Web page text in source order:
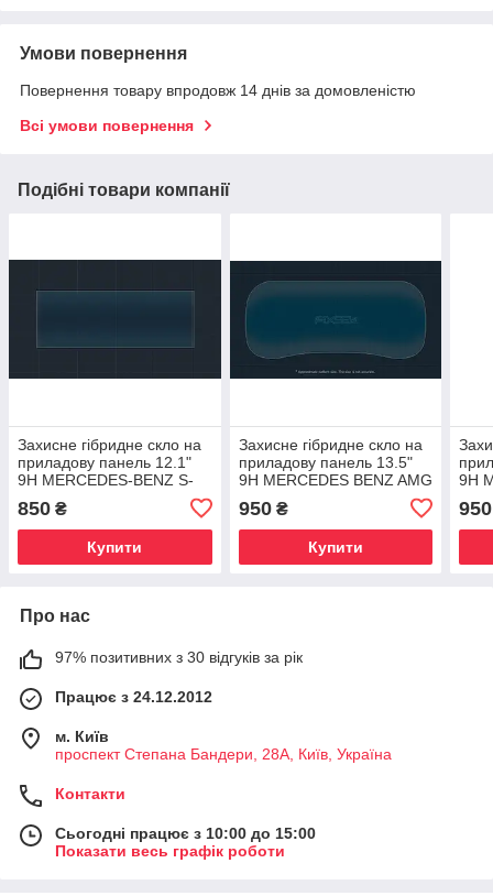
Умови повернення
Повернення товару впродовж 14 днів за домовленістю
Всі умови повернення
Подібні товари компанії
Захисне гібридне скло на
приладову панель 12.1"
9H MERCEDES-BENZ S-
850 ₴
Купити
Захисне гібридне скло на
приладову панель 13.5"
9H MERCEDES BENZ AMG
950₴
Купити
9H
950
Про нас
97% позитивних з 30 відгуків за рік
Працює з 24.12.2012
м. Київ
проспект Степана Бандери, 28А, Київ, Україна
Контакти
Сьогодні працює з 10:00 до 15:00
Показати весь графік роботи